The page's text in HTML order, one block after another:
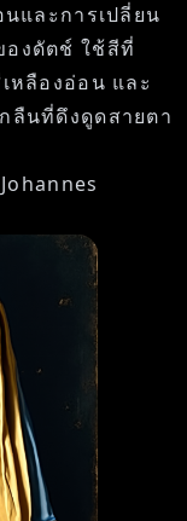
นและการเปลี่ยน
งดัตช์ ใช้สีที่
หลืองอ่อน และ
ลืนที่ดึงดูดสายตา